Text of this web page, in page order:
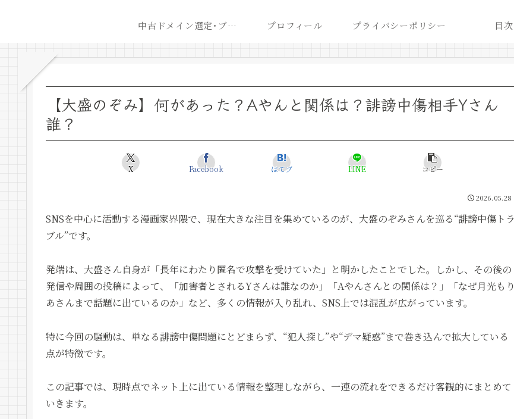
中古ドメイン選定･ブログ開設後最短での収益化戦略 プロフィール プライバシーポリシー 目次
【大盛のぞみ】何があった？Aやんと関係は？誹謗中傷相手Yさん
誰？
X Facebook はてブ LINE コピー
2026.05.28
SNSを中心に活動する漫画家界隈で、現在大きな注目を集めているのが、大盛のぞみさんを巡る“誹謗中傷トラ
ブル”です。
発端は、大盛さん自身が「長年にわたり匿名で攻撃を受けていた」と明かしたことでした。しかし、その後の
発信や周囲の投稿によって、「加害者とされるYさんは誰なのか」「Aやんさんとの関係は？」「なぜ月光もり
あさんまで話題に出ているのか」など、多くの情報が入り乱れ、SNS上では混乱が広がっています。
特に今回の騒動は、単なる誹謗中傷問題にとどまらず、“犯人探し”や“デマ疑惑”まで巻き込んで拡大している
点が特徴です。
この記事では、現時点でネット上に出ている情報を整理しながら、一連の流れをできるだけ客観的にまとめて
いきます。